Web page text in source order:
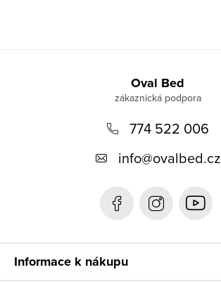
Oval Bed
774 522 006
info@ovalbed.cz
Informace k nákupu